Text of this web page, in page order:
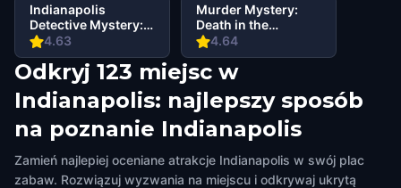
4.63
Indianapolis
Detective Mystery:
Infiltrate a Secret
Society!
4.64
Murder Mystery:
Death in the
Shadows in
Massachusetts
Avenue,
Odkryj 123 miejsc w
Indianapolis: najlepszy sposób
na poznanie Indianapolis
Zamień najlepiej oceniane atrakcje Indianapolis w swój plac
zabaw. Rozwiązuj wyzwania na miejscu i odkrywaj ukrytą